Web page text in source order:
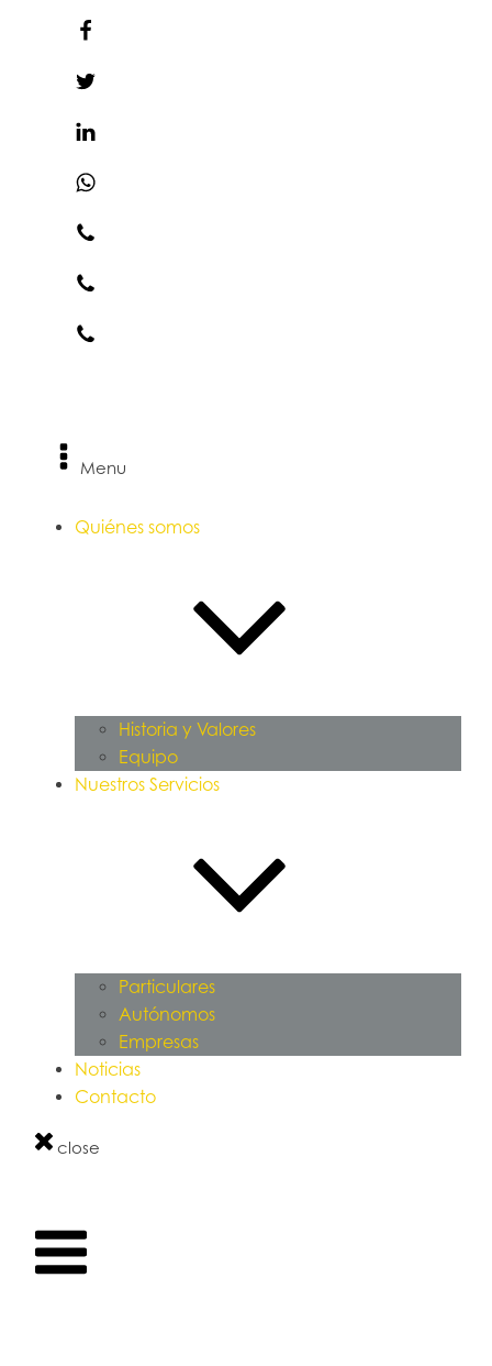
Menu
Quiénes somos
Historia y Valores
Equipo
Nuestros Servicios
Particulares
Autónomos
Empresas
Noticias
Contacto
close